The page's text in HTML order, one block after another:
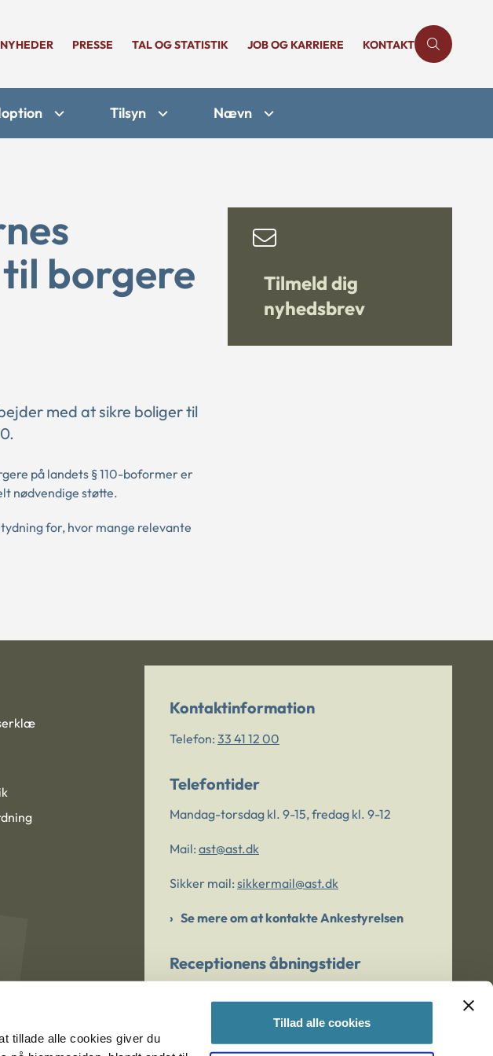
tillade alle cookies giver du
Tillad alle cookies
NYHEDER PRESSE TAL OG STATISTIK JOB OG KARRIERE KONTAKT
Tilsyn Nævn
borgere
med at sikre boliger til
på landets § 110-boformer er
nødvendige støtte.
for, hvor mange relevante
Tilmeld dig
nyhedsbrev
Kontaktinformation
Telefon: 33 41 12 00
Telefontider
Mandag-torsdag kl. 9-15, fredag kl. 9-12
Mail: ast@ast.dk
Sikker mail: sikkermail@ast.dk
Se mere om at kontakte Ankestyrelsen
Receptionens åbningstider